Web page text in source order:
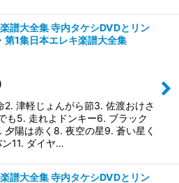
譜大全集 寺内タケシDVDとリン
第1集日本エレキ楽譜大全集
2. 津軽じょんがら節3. 佐渡おけさ
も5. 走れよドンキー6. ブラック
夕陽は赤く8. 夜空の星9. 蒼い星く
11. ダイヤ…
譜大全集 寺内タケシDVDとリン